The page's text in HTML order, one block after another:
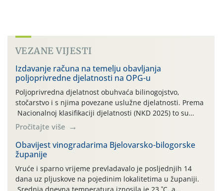
VEZANE VIJESTI
Izdavanje računa na temelju obavljanja
poljoprivredne djelatnosti na OPG-u
Poljoprivredna djelatnost obuhvaća bilinogojstvo,
stočarstvo i s njima povezane uslužne djelatnosti. Prema
Nacionalnoj klasifikaciji djelatnosti (NKD 2025) to su
skupne 01.1, 01.2, 01.3, 01.4, 01.5 i 01.6. Djelatnost
prerade poljoprivrednih proizvoda je svako djelovanje na
poljoprivredni proizvod čiji je rezultat proizvod koji
također može biti poljoprivredni proizvod poput npr.
maslinovog ulja, bučinog ulja, vino od […]
Pročitajte više
Obavijest vinogradarima Bjelovarsko-bilogorske
županije
Vruće i sparno vrijeme prevladavalo je posljednjih 14
dana uz pljuskove na pojedinim lokalitetima u županiji.
Srednja dnevna temperatura iznosila je 23 ˚C, a